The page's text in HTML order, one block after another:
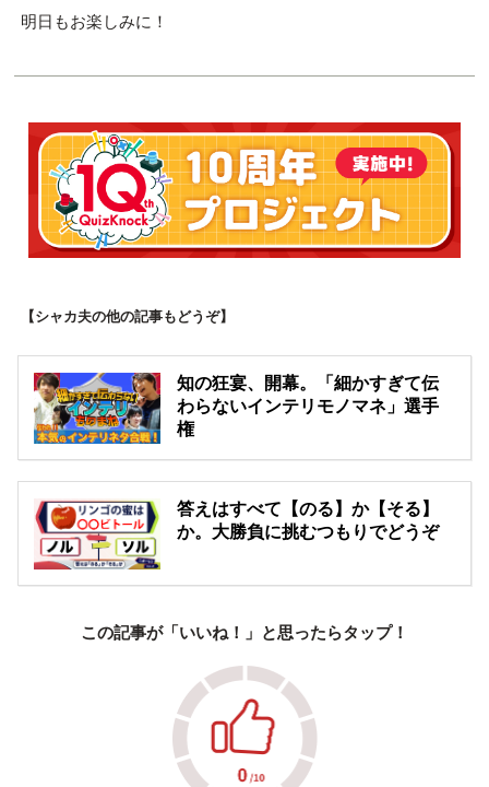
明日もお楽しみに！
【シャカ夫の他の記事もどうぞ】
知の狂宴、開幕。「細かすぎて伝
わらないインテリモノマネ」選手
権
答えはすべて【のる】か【そる】
か。大勝負に挑むつもりでどうぞ
この記事が「いいね！」と思ったらタップ！